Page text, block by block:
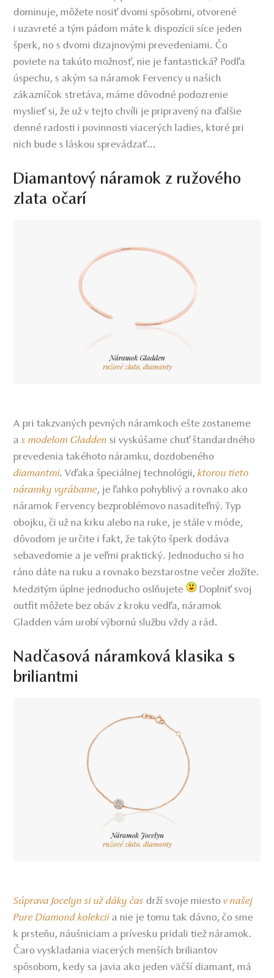
dominuje, môžete nosiť dvomi spôsobmi, otvorené
i uzavreté a tým pádom máte k dispozícii síce jeden
šperk, no s dvomi dizajnovými prevedeniami. Čo
poviete na takúto možnosť, nie je fantastická? Podľa
úspechu, s akým sa náramok Fervency u našich
zákazníčok stretáva, máme dôvodné podozrenie
myslieť si, že už v tejto chvíli je pripravený na ďalšie
denné radosti i povinnosti viacerých ladies, ktoré pri
nich bude s láskou sprevádzať...
Diamantový náramok z ružového
zlata očarí
A pri takzvaných pevných náramkoch ešte zostaneme
as modelom Gladden si vyskúšame chuť štandardného
prevedenia takéhoto náramku, dozdobeného
diamantmi.Vďaka špeciálnej technológii, ktorou tieto
náramky vyrábame, je ľahko pohyblivý a rovnako ako
náramok Fervency bezproblémovo nasaditeľný. Typ
obojku, či už na krku alebo na ruke, je stále v móde,
dôvodom je určite i fakt, že takýto šperk dodáva
sebavedomie a je veľmi praktický. Jednoducho si ho
ráno dáte na ruku a rovnako bezstarostne večer zložíte.
Medzitým úplne jednoducho oslňujete
Doplniť svoj
outfit môžete bez obáv z kroku vedľa, náramok
Gladden vám urobí výbornú službu vždy a rád.
Nadčasová náramková klasika s
briliantmi
Súprava Jocelyn si už dáky čas drží svoje miesto v našej
Pure Diamond kolekcii a nie je tomu tak dávno, čo sme
k prsteňu, náušniciam a prívesku pridali tiež náramok.
Čaro vyskladania viacerých menších briliantov
spôsobom, kedy sa javia ako jeden väčší diamant, má